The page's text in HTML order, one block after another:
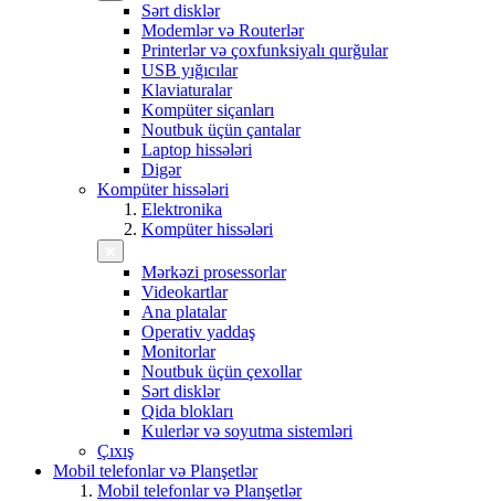
Sərt disklər
Modemlər və Routerlər
Printerlər və çoxfunksiyalı qurğular
USB yığıcılar
Klaviaturalar
Kompüter siçanları
Noutbuk üçün çantalar
Laptop hissələri
Digər
Kompüter hissələri
Elektronika
Kompüter hissələri
Mərkəzi prosessorlar
Videokartlar
Ana platalar
Operativ yaddaş
Monitorlar
Noutbuk üçün çexollar
Sərt disklər
Qida blokları
Kulerlər və soyutma sistemləri
Çıxış
Mobil telefonlar və Planşetlər
Mobil telefonlar və Planşetlər